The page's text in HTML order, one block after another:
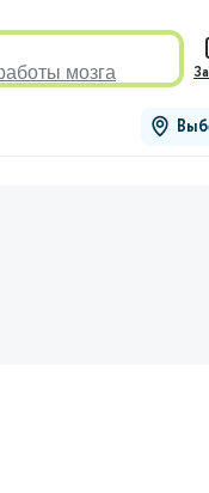
мозга